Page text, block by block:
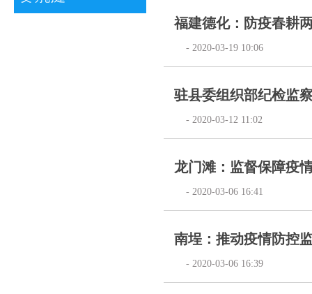
福建德化：防疫春耕
- 2020-03-19 10:06
驻县委组织部纪检监
- 2020-03-12 11:02
龙门滩：监督保障疫
- 2020-03-06 16:41
南埕：推动疫情防控
- 2020-03-06 16:39